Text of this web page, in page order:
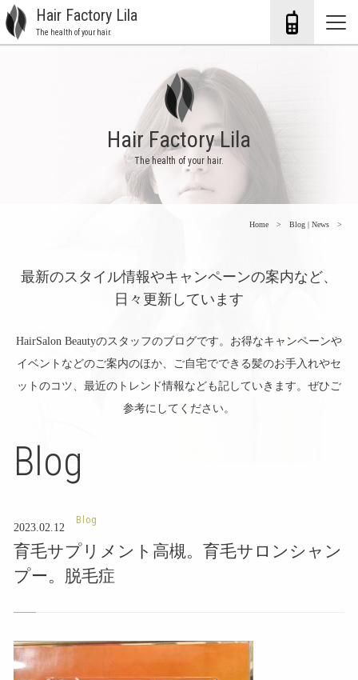
Hair Factory Lila
The health of your hair.
Hair Factory Lila
The health of your hair.
Home Blog | News
最新のスタイル情報やキャンペーンの案内など、
日々更新しています
HairSalon Beautyのスタッフのブログです。お得なキャンペーンや
イベントなどのご案内のほか、ご自宅でできる髪のお手入れやセ
ットのコツ、最近のトレンド情報なども記していきます。ぜひご
参考にしてください。
Blog
2023.02.12
Blog
育毛サプリメント高槻。育毛サロンシャン
プー。脱毛症